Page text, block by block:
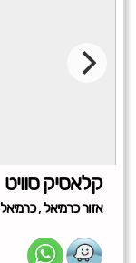
קלאסיק סוויט
אזור כרמיאל ,כרמיאל